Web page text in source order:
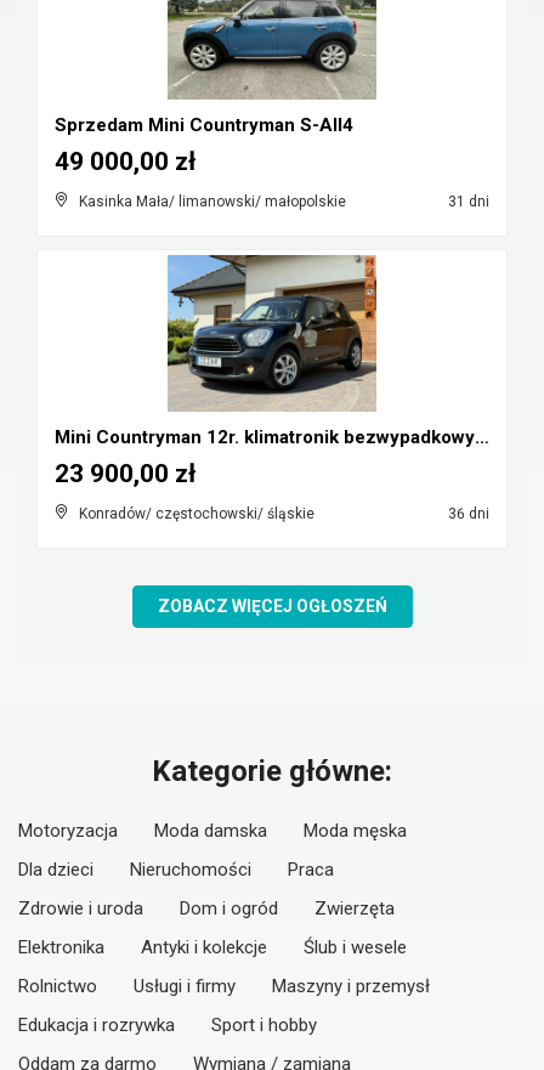
Sprzedam Mini Countryman S-All4
Kasinka Mała/ limanowski/ małopolskie 31 dni
49 000,00 zł
Mini Countryman 12r. klimatronik bezwypadkowy Cz-w...
Konradów/ częstochowski/ śląskie 36 dni
23 900,00 zł
ZOBACZ WIĘCEJ OGŁOSZEŃ
Kategorie główne:
Motoryzacja Moda damska
Moda męska
Dla dzieci
Nieruchomości
Praca
Zdrowie i uroda
Dom i ogród
Zwierzęta
Elektronika
Antyki i kolekcje
Ślub i wesele
Rolnictwo
Usługi i firmy
Maszyny i przemysł
Edukacja i rozrywka
Sport i hobby
Oddam za darmo
Wymiana / zamiana